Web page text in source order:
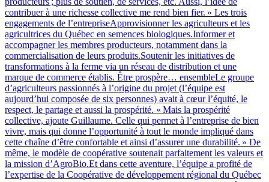
contribuer à une richesse collective me rend bien fier. » Les trois
engagements de l’entrepriseApprovisionner les agriculteurs et les
agricultrices du Québec en semences biologiques.Informer et
accompagner les membres producteurs, notamment dans la
commercialisation de leurs produits.Soutenir les initiatives de
transformations à la ferme via un réseau de distribution et une
marque de commerce établis. Être prospère… ensembleLe groupe
d’agriculteurs passionnés à l’origine du projet (l’équipe est
aujourd’hui composée de six personnes) avait à cœur l’équité, le
respect, le partage et aussi la prospérité. « Mais la prospérité
collective, ajoute Guillaume. Celle qui permet à l’entreprise de bien
vivre, mais qui donne l’opportunité à tout le monde impliqué dans
cette chaîne d’être confortable et ainsi d’assurer une durabilité. » De
même, le modèle de coopérative soutenait parfaitement les valeurs et
la mission d’AgroBio.Et dans cette aventure, l’équipe a profité de
l’expertise de la Coopérative de développement régional du Québec